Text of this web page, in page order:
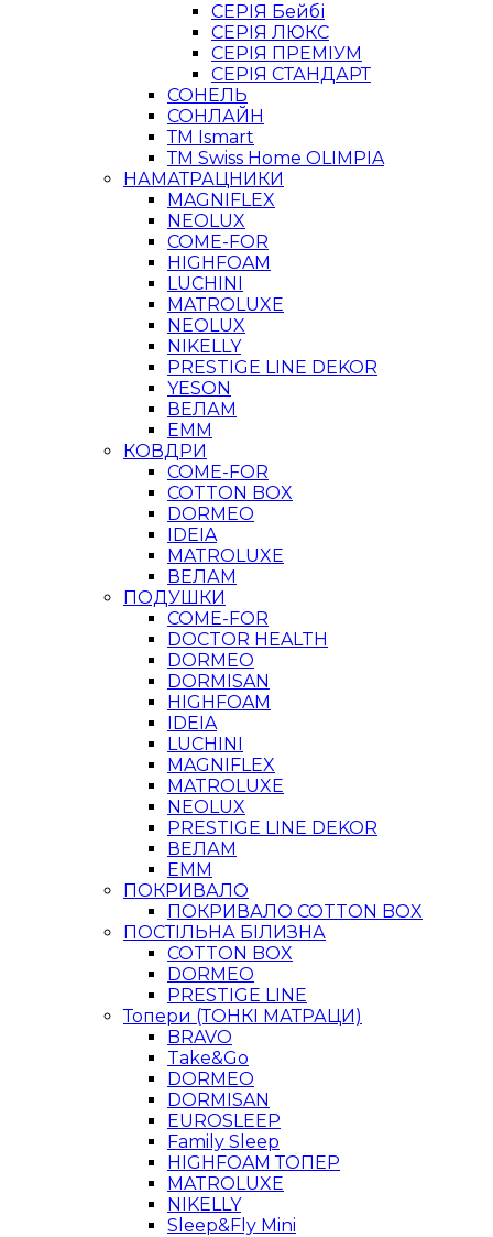
СЕРІЯ Бейбі
СЕРІЯ ЛЮКС
СЕРІЯ ПРЕМІУМ
СЕРІЯ СТАНДАРТ
СОНЕЛЬ
СОНЛАЙН
ТМ Ismart
ТМ Swiss Home OLIMPIA
НАМАТРАЦНИКИ
MAGNIFLEX
NEOLUX
COME-FOR
HIGHFOAM
LUCHINI
MATROLUXE
NEOLUX
NIKELLY
PRESTIGE LINE DEKOR
YESON
ВЕЛАМ
ЕММ
КОВДРИ
COME-FOR
COTTON BOX
DORMEO
IDEIA
MATROLUXE
ВЕЛАМ
ПОДУШКИ
COME-FOR
DOCTOR HEALTH
DORMEO
DORMISAN
HIGHFOAM
IDEIA
LUCHINI
MAGNIFLEX
MATROLUXE
NEOLUX
PRESTIGE LINE DEKOR
ВЕЛАМ
ЕММ
ПОКРИВАЛО
ПОКРИВАЛО COTTON BOX
ПОСТІЛЬНА БІЛИЗНА
COTTON BOX
DORMEO
PRESTIGE LINE
Топери (ТОНКІ МАТРАЦИ)
BRAVO
Take&Go
DORMEO
DORMISAN
EUROSLEEP
Family Sleep
HIGHFOAM ТОПЕР
MATROLUXE
NIKELLY
Sleep&Fly Mini